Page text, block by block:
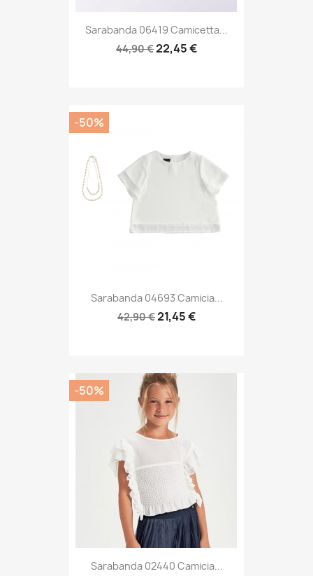
Sarabanda 06419 Camicetta...
44,90 €22,45 €
Sarabanda 04693 Camicia...
42,90 €21,45 €
-50%
Sarabanda 02440 Camicia...
-50%